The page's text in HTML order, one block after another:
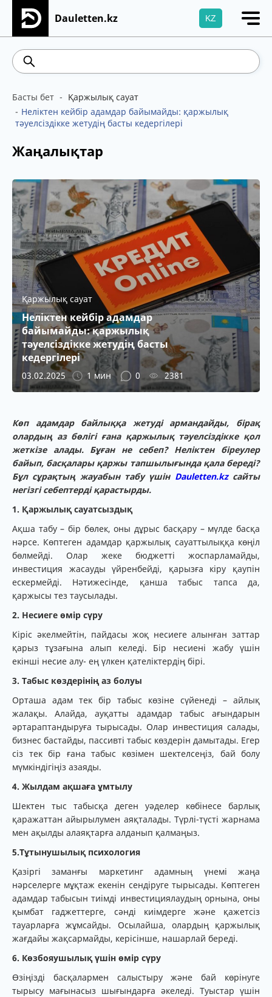
Dauletten.kz KZ
Сіздің өтінішіңіз сәтті жіберілді, Рақмет!
Басты бет
Қаржылық сауат
Неліктен кейбір адамдар байымайды: қаржылық
тәуелсіздікке жетудің басты кедергілері
Жаңалықтар
Қаржылық сауат
Неліктен кейбір адамдар
байымайды: қаржылық
тәуелсіздікке жетудің басты
кедергілері
03.02.2025 1 мин 0 2381
Көп адамдар байлыққа жетуді армандайды, бірақ
олардың аз бөлігі ғана қаржылық тәуелсіздікке қол
жеткізе алады. Бұған не себеп? Неліктен біреулер
байып, басқалары қаржы тапшылығында қала береді?
Бұл сұрақтың жауабын табу үшін Dauletten.kzсайты
негізгі себептерді қарастырды.
1. Қаржылық сауатсыздық
Ақша табу – бір бөлек, оны дұрыс басқару – мүлде басқа
нәрсе. Көптеген адамдар қаржылық сауаттылыққа көңіл
бөлмейді. Олар жеке бюджетті жоспарламайды,
инвестиция жасауды үйренбейді, қарызға кіру қаупін
ескермейді. Нәтижесінде, қанша табыс тапса да,
қаржысы тез таусылады.
2. Несиеге өмір сүру
Кіріс әкелмейтін, пайдасы жоқ несиеге алынған заттар
қарыз тұзағына алып келеді. Бір несиені жабу үшін
екінші несие алу- ең үлкен қателіктердің бірі.
3. Табыс көздерінің аз болуы
Орташа адам тек бір табыс көзіне сүйенеді – айлық
жалақы. Алайда, ауқатты адамдар табыс ағындарын
әртараптандыруға тырысады. Олар инвестиция салады,
бизнес бастайды, пассивті табыс көздерін дамытады. Егер
сіз тек бір ғана табыс көзімен шектелсеңіз, бай болу
мүмкіндігіңіз азаяды.
4. Жылдам ақшаға ұмтылу
Шектен тыс табысқа деген уәделер көбінесе барлық
қаражаттан айырылумен аяқталады. Түрлі-түсті жарнама
мен ақылды алаяқтарға алданып қалмаңыз.
5.Тұтынушылық психология
Қазіргі заманғы маркетинг адамның үнемі жаңа
нәрселерге мұқтаж екенін сендіруге тырысады. Көптеген
адамдар табысын тиімді инвестициялаудың орнына, оны
қымбат гаджеттерге, сәнді киімдерге және қажетсіз
тауарларға жұмсайды. Осылайша, олардың қаржылық
жағдайы жақсармайды, керісінше, нашарлай береді.
6. Көзбояушылық үшін өмір сүру
Өзіңізді басқалармен салыстыру және бай көрінуге
тырысу мағынасыз шығындарға әкеледі. Туыстар үшін